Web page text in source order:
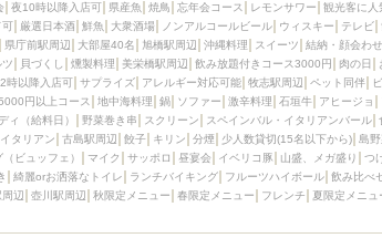
夜10時以降入店可 県産魚 焼鳥 忘年会コース レモンサワー 観光客に人
可 厳選日本酒 鮮魚 大衆酒場 ノンアルコールビール ウィスキー テレビ
県庁前駅周辺 大部屋40名 旭橋駅周辺 沖縄料理 スイーツ 結納・顔会わせ
貝づくし 燻製料理 美栄橋駅周辺 飲み放題付きコース3000円 肉の日
時以降入店可 サプライズ アレルギー対応可能 牧志駅周辺 ペット同伴
円以上コース 地中海料理 鍋 ソファー 激辛料理 石垣牛 アヒージョ
ィ（給料日） 野菜巻き串 スクリーン スペインバル・イタリアンバール
イタリアン 古島駅周辺 餃子 キリン 分煙 少人数貸切(15名以下から) 島野
ビュッフェ） マイク サッポロ 昼宴会 イベリコ豚 山盛、メガ盛り つ
綺麗orお洒落なトイレ ランチバイキング フルーツハイボール 飲み比べ
辺 壺川駅周辺 秋限定メニュー 春限定メニュー フレンチ 夏限定メニュ